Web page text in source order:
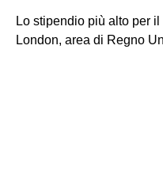
Lo stipendio più alto per
London, area di Regno